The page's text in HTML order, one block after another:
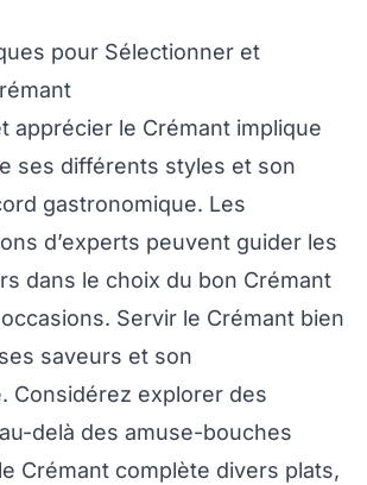
pour Sélectionner et
apprécier le Crémant implique
ses différents styles et son
gastronomique. Les
d’experts peuvent guider les
dans le choix du bon Crémant
Servir le Crémant bien
saveurs et son
Considérez explorer des
delà des amuse-bouches
Crémant complète divers plats,